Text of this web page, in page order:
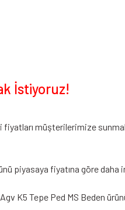
İstiyoruz!
fiyatları müşterilerimize
piyasaya fiyatına göre
K5 Tepe Ped MS Beden